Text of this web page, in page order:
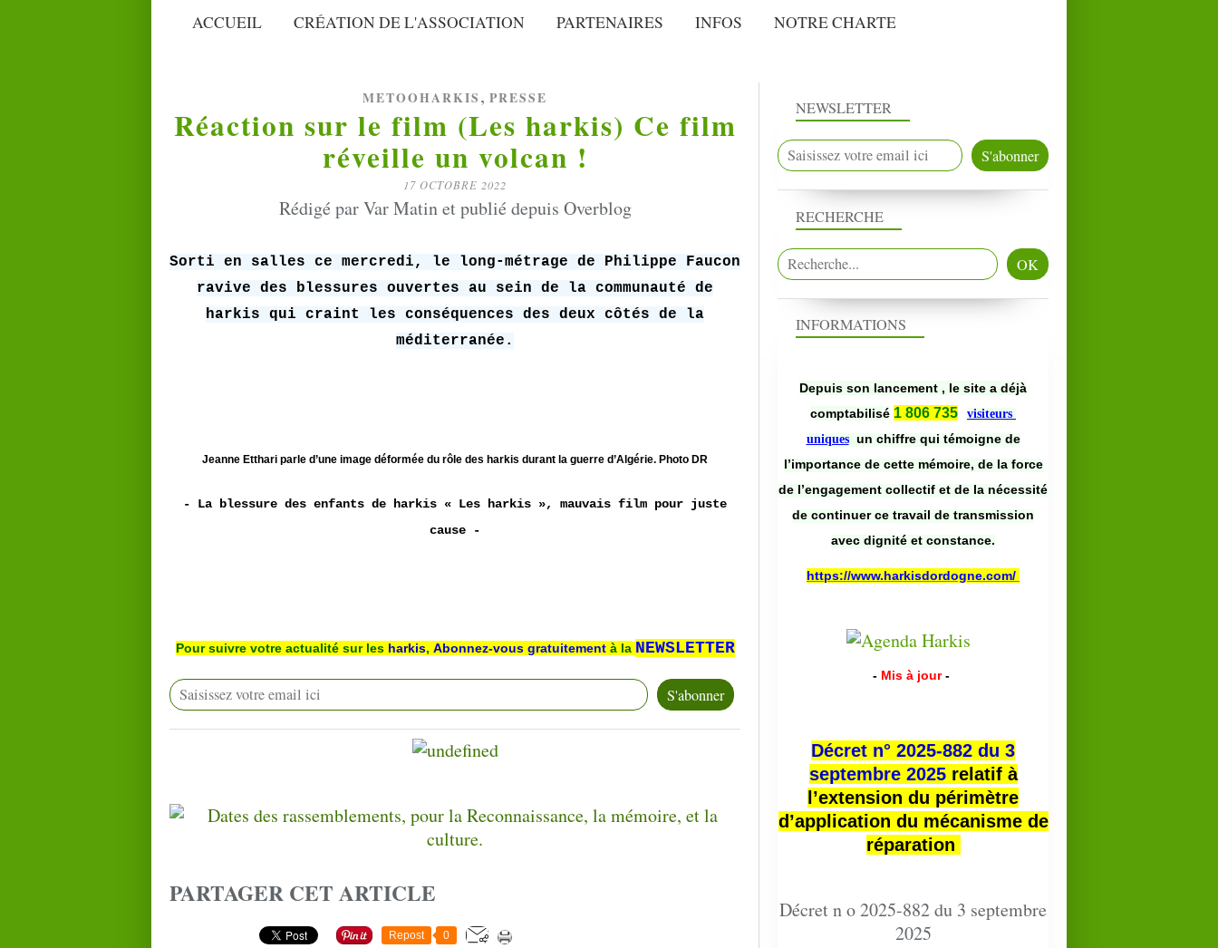
ACCUEIL CRÉATION DE L'ASSOCIATION PARTENAIRES INFOS NOTRE CHARTE
METOOHARKIS , PRESSE
Réaction sur le film (Les harkis) Ce film
réveille un volcan !
17 OCTOBRE 2022
Rédigé par Var Matin et publié depuis Overblog
Sorti en salles ce mercredi, le long-métrage de Philippe Faucon
ravive des blessures ouvertes au sein de la communauté de
harkis qui craint les conséquences des deux côtés de la
méditerranée.
Jeanne Etthari parle d’une image déformée du rôle des harkis durant la guerre d’Algérie. Photo DR
- La blessure des enfants de harkis « Les harkis », mauvais film pour juste
cause -
Pour suivre votre actualité sur les harkis, Abonnez-vous gratuitement à la NEWSLETTER
PARTAGER CET ARTICLE
Repost 0
NEWSLETTER
RECHERCHE
INFORMATIONS
Depuis son lancement , le site a déjà
comptabilisé 1 806 735
visiteurs
uniques un chiffre qui témoigne de
l’importance de cette mémoire, de la force
de l’engagement collectif et de la nécessité
de continuer ce travail de transmission
avec dignité et constance.
https://www.harkisdordogne.com/
- Mis à jour -
Décret n° 2025-882 du 3
septembre 2025relatif à
l’extension du périmètre
d’application du mécanisme de
réparation
Décret n o 2025-882 du 3 septembre
2025